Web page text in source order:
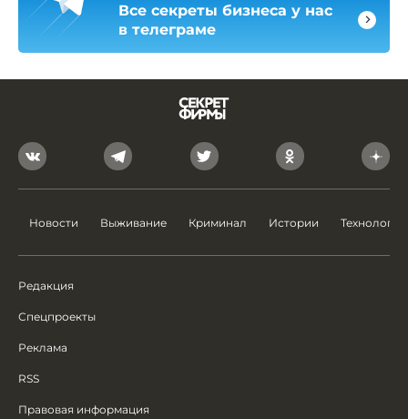
Все секреты бизнеса у нас
в телеграме
Новости Выживание Криминал Истории Технологии
Редакция
Спецпроекты
Реклама
RSS
Правовая информация